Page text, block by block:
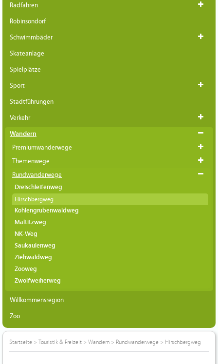
Radfahren
Robinsondorf
Schwimmbäder
Skateanlage
Spielplätze
Sport
Stadtführungen
Verkehr
Wandern
Premiumwanderwege
Themenwege
Rundwanderwege
Dreischleifenweg
Hirschbergweg
Kohlengrubenwaldweg
Maltitzweg
NK-Weg
Saukaulenweg
Ziehwaldweg
Zooweg
Zwölfweiherweg
Willkommensregion
Zoo
Startseite > Touristik & Freizeit > Wandern > Rundwanderwege > Hirschbergweg